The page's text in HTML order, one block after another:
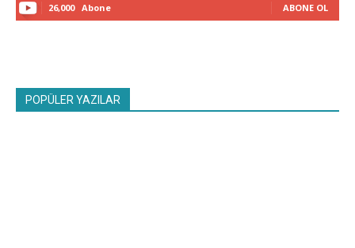
26,000 Abone ABONE OL
POPÜLER YAZILAR